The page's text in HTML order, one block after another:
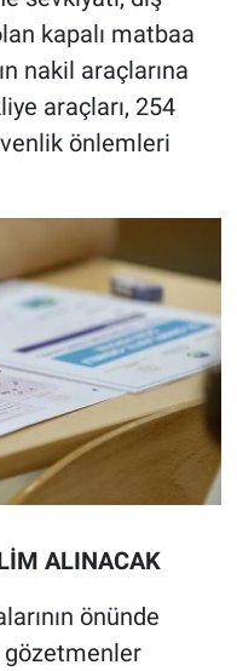
kapalı matbaa
nakil araçlarına
araçları, 254
önlemleri
ALINACAK
önünde
gözetmenler